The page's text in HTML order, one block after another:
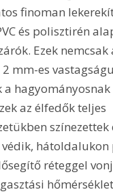
finoman
és polisztirén
Ezek
2 mm-es
a
az élfedők teljes
hátoldalukon
réteggel